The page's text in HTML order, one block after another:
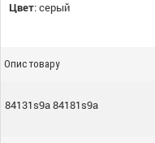
Цвет:серый
Опис товару
84131s9a 84181s9a